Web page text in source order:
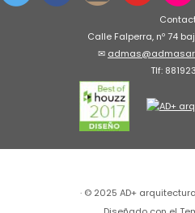
Calle Falperra, nº 74
✉
Tlf:
· © 2025 AD+ arquitectura